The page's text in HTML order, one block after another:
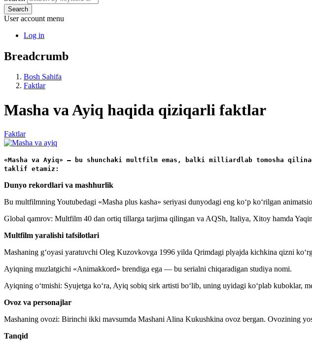
Search
User account menu
Log in
Breadcrumb
Bosh Sahifa
Faktlar
Masha va Ayiq haqida qiziqarli faktlar
Faktlar
«Masha va Ayiq» — bu shunchaki multfilm emas, balki milliardlab tomosha
taklif etamiz:
Dunyo rekordlari va mashhurlik
Bu multfilmning Youtubedagi «Masha plus kasha» seriyasi dunyodagi eng ko‘p ko‘rilgan
Global qamrov: Multfilm 40 dan ortiq tillarga tarjima qilingan va AQSh, Italiya, Xitoy hamda
Multfilm yaralishi tafsilotlari
Mashaning g‘oyasi yaratuvchi Oleg Kuzovkovga 1996 yilda Qrimdagi plyajda kichkina qizni
Ayiqning muzlatgichi «Animakkord» brendiga ega — bu serialni chiqaradigan studiya nomi.
Ayiqning o‘tmishi: Syujetga ko‘ra, Ayiq sobiq sirk artisti bo‘lib, uning uyidagi ko‘plab kuboklar,
Ovoz va personajlar
Mashaning ovozi: Birinchi ikki mavsumda Mashani Alina Kukushkina ovoz bergan. Ovozining
Tanqid